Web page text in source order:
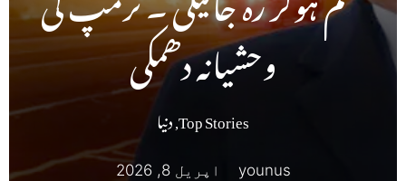
وحشیانہ دھمکی
Top Stories
,دنیا
younus اپریل 8, 2026